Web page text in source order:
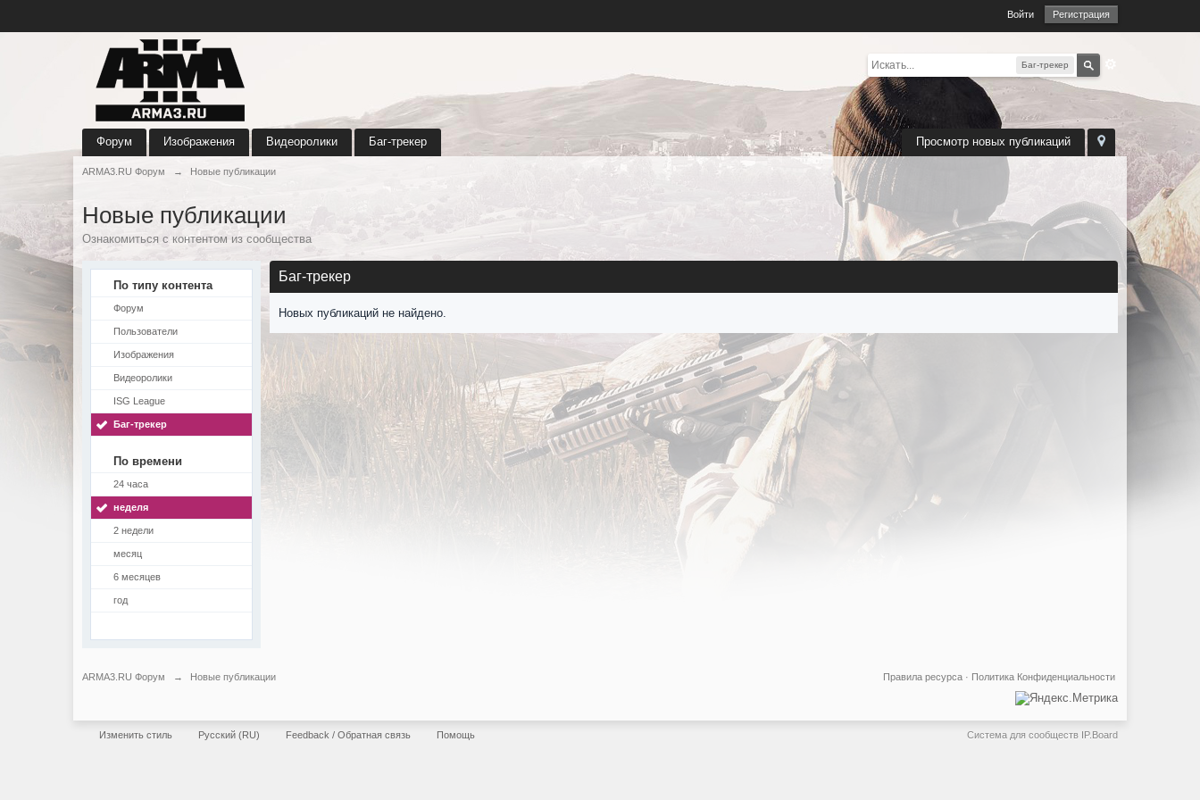
Войти Регистрация
Баг-трекер
Просмотр новых публикаций
Форум Изображения Видеоролики Баг-трекер
ARMA3.RU Форум → Новые публикации
Новые публикации
Ознакомиться с контентом из сообщества
По типу контента
Форум
Пользователи
Изображения
Видеоролики
ISG League
Баг-трекер
По времени
24 часа
неделя
2 недели
месяц
6 месяцев
год
Баг-трекер
Новых публикаций не найдено.
ARMA3.RU Форум → Новые публикации Политика Конфиденциальности
Правила ресурса ·
Изменить стиль Русский (RU) Feedback / Обратная связь Помощь Система для сообществ IP.Board